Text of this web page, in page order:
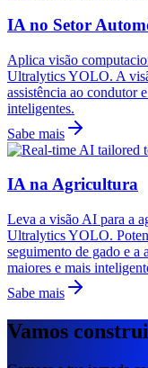
IA no Setor
Aplica visão
Ultralytics YOLO. A
assistência ao condutor
inteligentes.
Sabe mais
IA na Agricultura
Leva a visão AI para a
Ultralytics YOLO.
seguimento de gado e a
maiores e mais
Sabe mais
Vamos